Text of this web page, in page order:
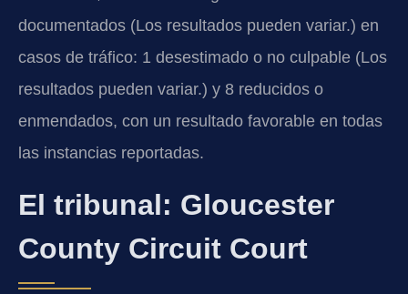
documentados (Los resultados pueden variar.) en
casos de tráfico: 1 desestimado o no culpable (Los
resultados pueden variar.) y 8 reducidos o
enmendados, con un resultado favorable en todas
las instancias reportadas.
El tribunal: Gloucester
County Circuit Court